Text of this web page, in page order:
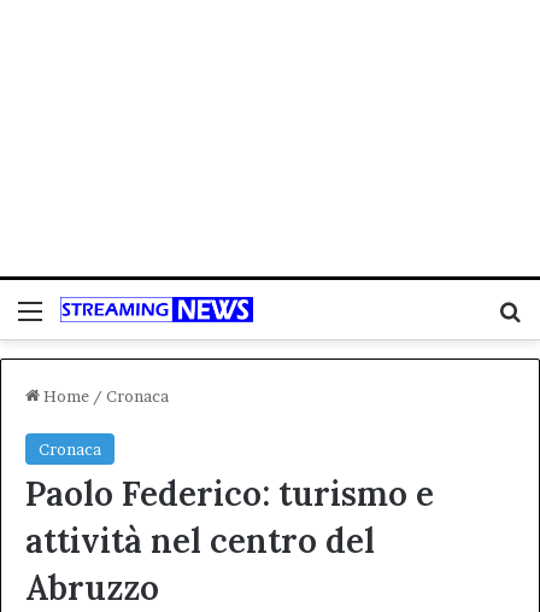
Menu
Home / Cronaca
Cronaca
Paolo Federico: turismo e
attività nel centro del
Abruzzo